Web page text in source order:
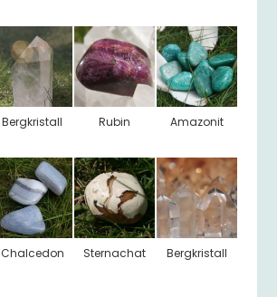
Bergkristall Rubin Amazonit
Chalcedon Sternachat Bergkristall